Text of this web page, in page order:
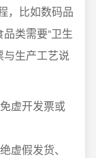
，比如数码品
类需要“卫生
与生产工艺说
虚开发票或
虚假发货、